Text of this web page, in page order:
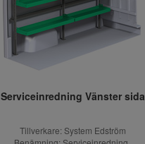
Serviceinredning Vänster sida
Tillverkare: System Edström